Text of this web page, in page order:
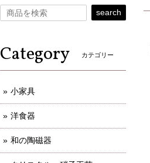
search
Category カテゴリー
小家具
洋食器
和の陶磁器